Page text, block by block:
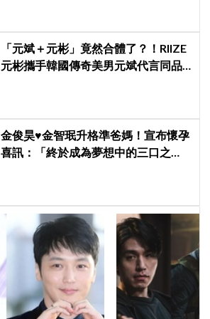
「元斌＋元彬」竟然合體了？！RIIZE
元彬攜手韓國傳奇美男元斌代言同品
金俊昊♥金智珉升格準爸媽！宣布懷孕
喜訊：「終於成為夢想中的三口之